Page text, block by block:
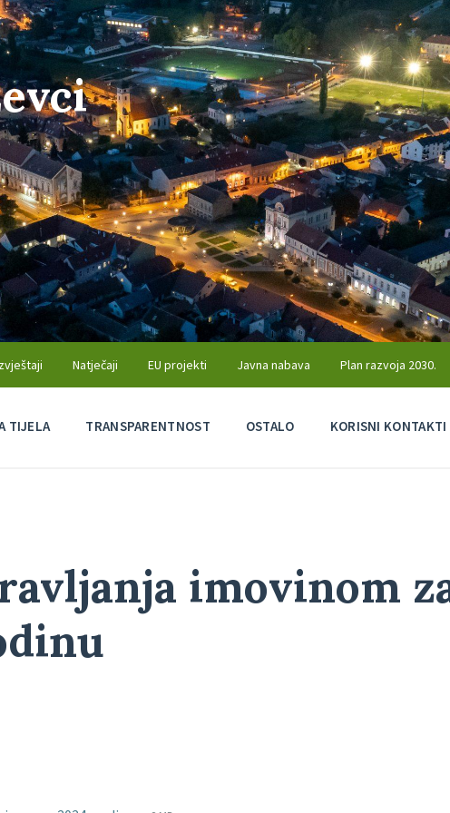
Natječaji EU projekti Javna nabava Plan razvoja 2030.
TIJELA TRANSPARENTNOST OSTALO KORISNI KONTAKTI
imovinom